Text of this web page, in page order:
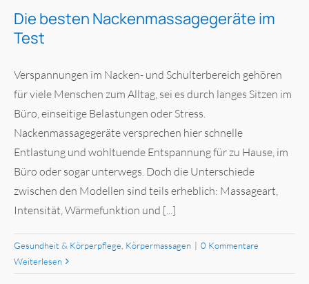
Die besten Nackenmassagegeräte im
Test
Verspannungen im Nacken- und Schulterbereich gehören
für viele Menschen zum Alltag, sei es durch langes Sitzen im
Büro, einseitige Belastungen oder Stress.
Nackenmassagegeräte versprechen hier schnelle
Entlastung und wohltuende Entspannung für zu Hause, im
Büro oder sogar unterwegs. Doch die Unterschiede
zwischen den Modellen sind teils erheblich: Massageart,
Intensität, Wärmefunktion und [...]
Gesundheit & Körperpflege Körpermassagen | 0 Kommentare
Weiterlesen